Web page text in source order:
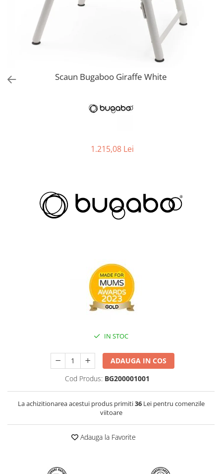
Consultanta Instalare
Jucarii de Sortare
Jucarii de tras
Jucarii din plus
Jucarii muzicale
PAPUSI
Scaun Bugaboo Giraffe White
1.215,08 Lei
IN STOC
ADAUGA IN COS
Cod Produs: BG200001001
La achizitionarea acestui produs primiti36Lei pentru comenzile
viitoare
Adauga la Favorite